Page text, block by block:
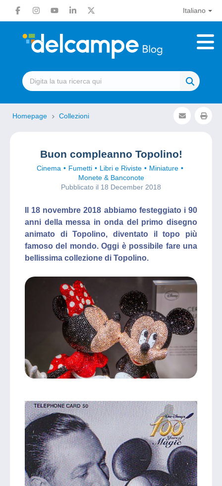
Italiano
Homepage Collezioni
Buon compleanno Topolino!
Cinema Fumetti Libri e Riviste
Miniature
Monete & Banconote
Pubblicato il 18 December 2018
Il 18 novembre 2018 abbiamo festeggiato i 90
anni della messa in onda del primo disegno
animato di Topolino, diventato il topo più
famoso del mondo. Oggi è possibile fare una
bellissima collezione di Topolino.